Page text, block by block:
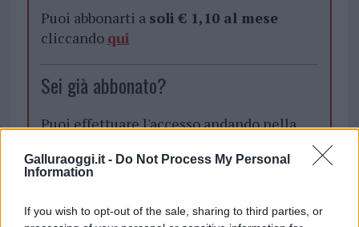
Galluraoggi.it - Do Not Process My Personal
Information
If you wish to opt-out of the sale, sharing to third parties, or
Puoi abbonarti a soli € 1,10 al mese
cliccando qui
Sei già abbonato?
Puoi effettuare l'accesso andando nella
cliccandoqui